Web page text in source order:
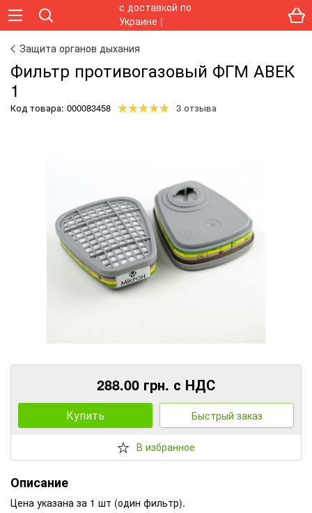
Защита органов дыхания
Фильтр противогазовый ФГМ АВЕК
1
Код товара: 000083458 3 отзыва
288.00 грн. с НДС
Купить Быстрый заказ
В избранное
Описание
Цена указана за 1 шт (один фильтр).